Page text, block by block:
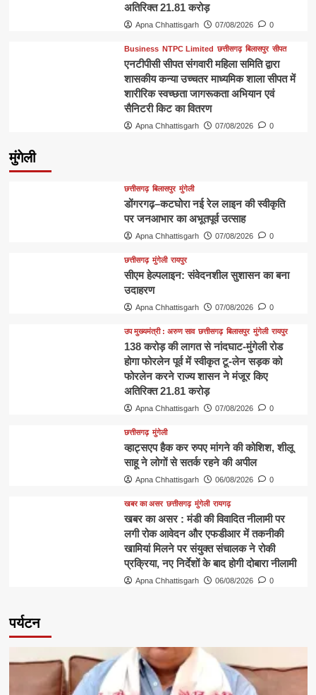
अतिरिक्त 21.81 करोड़
Apna Chhattisgarh 07/08/2026 0
Business NTPC Limited छत्तीसगढ़ बिलासपुर सीपत
एनटीपीसी सीपत संगवारी महिला समिति द्वारा
शासकीय कन्या उच्चतर माध्यमिक शाला सीपत में
शारीरिक स्वच्छता जागरूकता अभियान एवं
सैनिटरी किट का वितरण
Apna Chhattisgarh 07/08/2026 0
मुंगेली
छत्तीसगढ़ बिलासपुर मुंगेली
डोंगरगढ़–कटघोरा नई रेल लाइन की स्वीकृति
पर जनआभार का अभूतपूर्व उत्साह
Apna Chhattisgarh 07/08/2026 0
छत्तीसगढ़ मुंगेली रायपुर
सीएम हेल्पलाइन: संवेदनशील सुशासन का बना
उदाहरण
Apna Chhattisgarh 07/08/2026 0
उप मुख्यमंत्री : अरुण साव छत्तीसगढ़ बिलासपुर मुंगेली रायपुर
138 करोड़ की लागत से नांदघाट-मुंगेली रोड
होगा फोरलेन पूर्व में स्वीकृत टू-लेन सड़क को
फोरलेन करने राज्य शासन ने मंजूर किए
अतिरिक्त 21.81 करोड़
Apna Chhattisgarh 07/08/2026 0
छत्तीसगढ़ मुंगेली
व्हाट्सएप हैक कर रुपए मांगने की कोशिश, शीलू
साहू ने लोगों से सतर्क रहने की अपील
Apna Chhattisgarh 06/08/2026 0
खबर का असर छत्तीसगढ़ मुंगेली रायगढ़
खबर का असर : मंडी की विवादित नीलामी पर
लगी रोक आवेदन और एफडीआर में तकनीकी
खामियां मिलने पर संयुक्त संचालक ने रोकी
प्रक्रिया, नए निर्देशों के बाद होगी दोबारा नीलामी
Apna Chhattisgarh 06/08/2026 0
पर्यटन